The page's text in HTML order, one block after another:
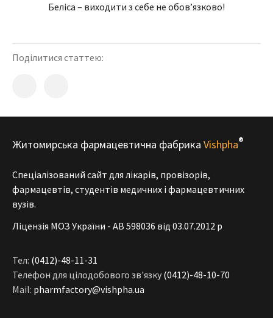
Беліса – виходити з себе не обов’язково!
Поділитися статтею:
Житомирська фармацевтична фабрика Vishpha®
Спеціалізований сайт для лікарів, провізорів,
фармацевтів, студентів медичних і фармацевтичних
вузів.
Ліцензія МОЗ України - АВ 598036 від 03.07.2012 р
Тел: (0412)-48-11-31
Телефон для цілодобового зв'язку (0412)-48-10-70
Mail: pharmfactory@vishpha.ua